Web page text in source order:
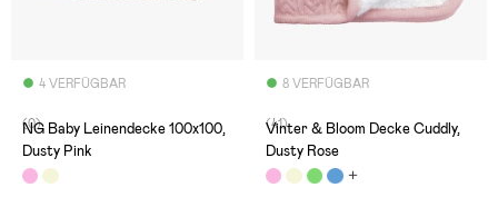
4 VERFÜGBAR
(0)
NG Baby Leinendecke 100x100,
Dusty Pink
8 VERFÜGBAR
(41)
Vinter & Bloom Decke Cuddly,
Dusty Rose